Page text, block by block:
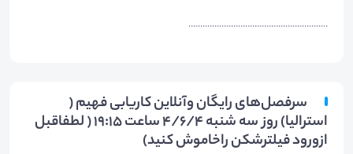
...........................................................
سرفصل‌های رایگان وآنلاین کاریابی فهیم (
استرالیا) روز سه شنبه 4/6/4 ساعت 19:15 ( لطفاقبل
ازورود فیلترشکن راخاموش کنید)